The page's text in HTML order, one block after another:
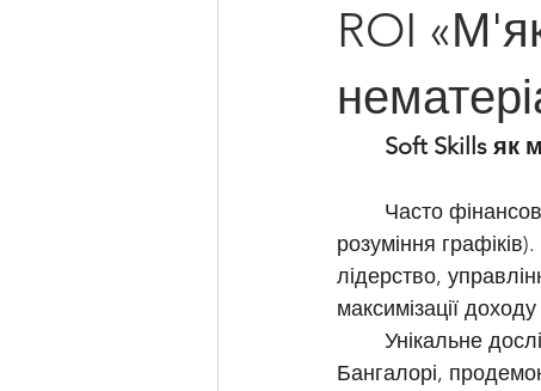
ROI
Soft Skills як
Часто
розуміння
лідерство,
максимізації
Бангалорі,